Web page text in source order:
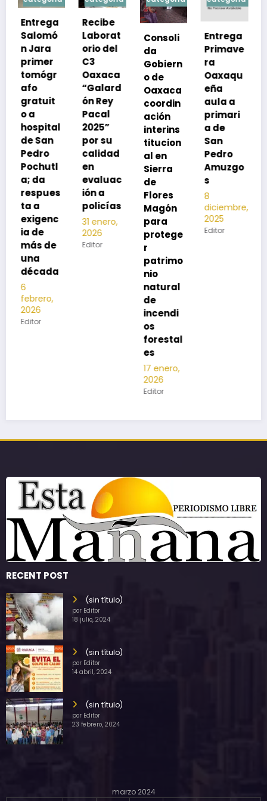
Recibe
Laborat
orio del
C3
Oaxaca
“Galard
ón Rey
Pacal
2025”
por su
calidad
en
evaluac
ión a
policías
31 enero,
2026
Editor
Consoli
da
Gobiern
o de
Oaxaca
coordin
ación
interins
titucion
al en
Sierra
de
Flores
Magón
para
protege
r
Entrega
Primave
ra
Oaxaqu
eña
aula a
primari
a de
San
Pedro
Amuzgo
s
8
diciembre,
2025
Editor
Exhorta
SSO a
vacuna
rse de
neumoc
oco
para
preveni
r la
neumon
ía
13
noviembre,
2025
Editor
RECENT POST
(sin título)
por Editor
18 julio, 2024
(sin título)
por Editor
14 abril, 2024
(sin título)
por Editor
23 febrero, 2024
marzo 2024